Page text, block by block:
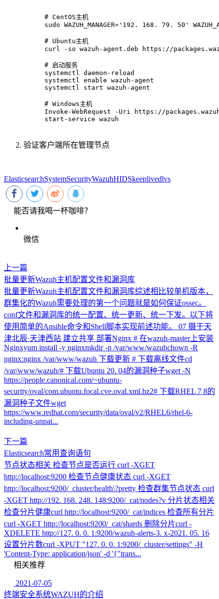
# CentOS主机
sudo WAZUH_MANAGER='192. 168. 79. 50'
# Ubuntu主机
curl -so wazuh-agent.deb https://
# 启动服务
systemctl daemon-reload
systemctl enable wazuh-agent
systemctl start wazuh-agent
# Windows主机
Invoke-WebRequest -Uri https://
start-service wazuh
验证客户端所在管理节点
ElasticsearchSystemSecurityWazuhHIDSkeeplivedlvs
能否请我喝一杯咖啡？
微信
上一篇
批量更新Wazuh主机配置文件和漏洞库
批量更新Wazuh主机配置文件和漏洞库综述相比较单机版本，
群集化的Wazuh需要处理的第一个问题就是如何保证ossec。
conf文件和漏洞库的统一配置、统一更新、统一下发。以下将
使用简单的Ansible命令和Shell脚本实现前述功能。 07 摄于天
津北辰·天津西站 建立共享 部署Nginx # 在wazuh-master上安装
Nginxyum install -y nginxmkdir -p /var/www/wazuhchown -R
nginx:nginx /var/www/wazuh 下载更新 # 下载离线文件cd
/var/www/wazuh/# 下载Ubuntu 20. 04的漏洞种子wget -N
https://people.canonical.com/~ubuntu-
security/oval/com.ubuntu.focal.cve.oval.xml.bz2# 下载RHEL 7 8的
漏洞种子文件wget
https://www.redhat.com/security/data/oval/v2/RHEL6/rhel-6-
including-unpat...
下一篇
Elasticsearch常用查询语句
节点状态相关 检查节点是否运行 curl -XGET
http://localhost:9200 检查节点健康状态 curl -XGET
http://localhost:9200/_cluster/health\?pretty 检查群集节点状态 curl
-XGET http://192. 168. 248. 148:9200/_cat/nodes?v 分片状态相关
检查分片健康curl http://localhost:9200/_cat/indices 检查所有分片
curl -XGET http://localhost:9200/_cat/shards 删除分片curl -
XDELETE http://127. 0. 0. 1:9200/wazuh-alerts-3. x-2021. 05. 16
设置分片数curl -XPUT "127. 0. 0. 1:9200/_cluster/settings" -H
'Content-Type: application/json' -d '{"trans...
相关推荐
2021-07-05
终端安全系统WAZUH的介绍